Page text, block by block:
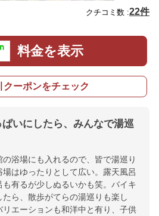
クチコミ数 :22件
料金を表示
クーポンをチェック
いにしたら、みんなで湯巡
浴場にも入れるので、皆で湯巡り
はゆったりとして広い。露天風呂
有るが少しぬるいかも笑。バイキ
ら、散歩がてらの湯巡りも楽し
エーションも和洋中と有り、子供